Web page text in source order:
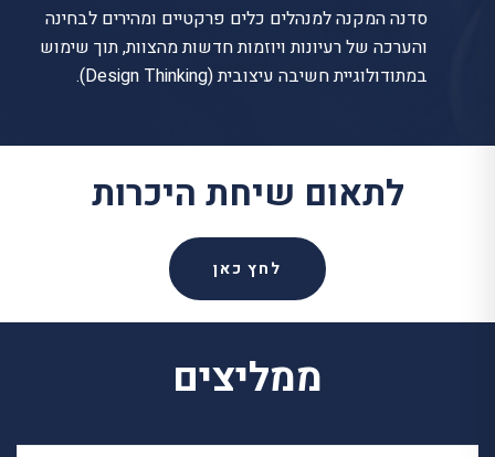
סדנה המקנה למנהלים כלים פרקטיים ומהירים לבחינה
והערכה של רעיונות ויוזמות חדשות מהצוות, תוך שימוש
במתודולוגיית חשיבה עיצובית (Design Thinking).
לתאום שיחת היכרות
לחץ כאן
ממליצים